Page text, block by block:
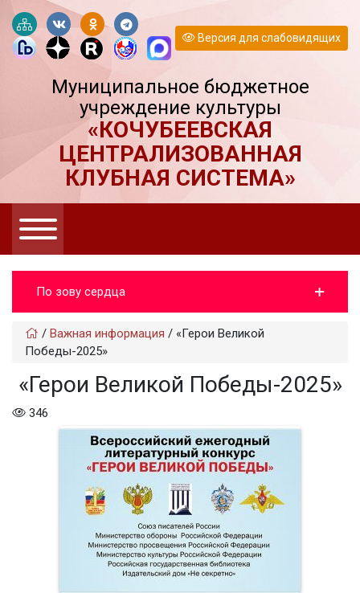
Версия для слабовидящих
Муниципальное бюджетное
учреждение культуры
«КОЧУБЕЕВСКАЯ
ЦЕНТРАЛИЗОВАННАЯ
КЛУБНАЯ СИСТЕМА»
По зову сердца
/ Важная информация / «Герои Великой
Победы-2025»
«Герои Великой Победы-2025»
346